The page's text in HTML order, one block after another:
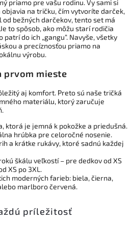
priamo pre vašu rodinu. Vy sami si
na tričku, čím vytvoríte darček,
od bežných darčekov, tento set má
to spôsob, ako môžu starí rodičia
do ich „gangu“. Navyše, všetky
a precíznosťou priamo na
výrobu.
prvom mieste
aj komfort. Preto sú naše tričká
materiálu, ktorý zaručuje
ktorá je jemná k pokožke a priedušná.
hrúbka pre celoročné nosenie.
a krátke rukávy, ktoré sadnú každej
škálu veľkostí – pre dedkov od XS
XS po 3XL.
moderných farieb: biela, čierna,
marlboro červená.
príležitosť